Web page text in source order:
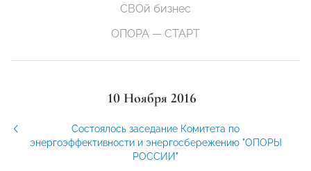
СВОй бизнес
ОПОРА — СТАРТ
10 Ноября 2016
Состоялось заседание Комитета по
энергоэффективности и энергосбережению "ОПОРЫ
РОССИИ"